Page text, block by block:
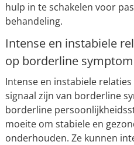
hulp in te schakelen voor
behandeling.
Intense en instabiele
op borderline
Intense en instabiele
signaal zijn van borderline
borderline
moeite om stabiele en
onderhouden. Ze kunnen